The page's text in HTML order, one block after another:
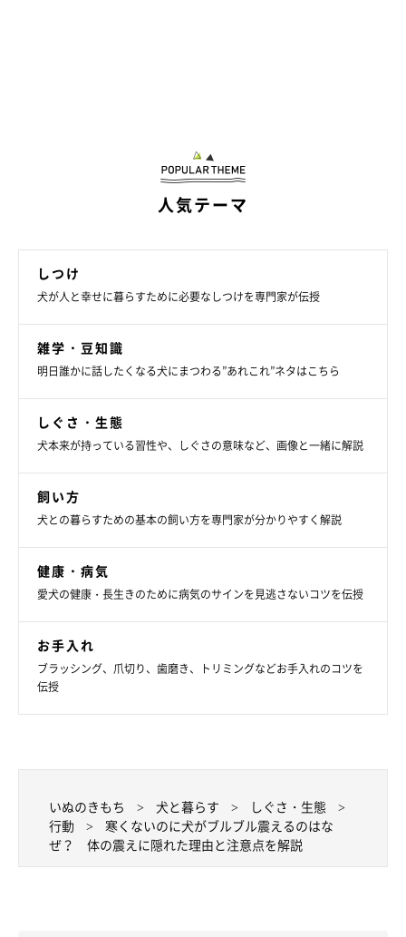
多くの場合、犬の震えは一時的なもので心配がいらないこともあ
①震えが長時間続く
②元気や食欲がない
る可能性も考えられます。気になる状態が続く場合は、早めに動
物病院に相談しましょう。
人気テーマ
しつけ
犬が人と幸せに暮らすために必要なしつけを専門家が伝授
雑学・豆知識
明日誰かに話したくなる犬にまつわる”あれこれ”ネタはこちら
しぐさ・生態
犬本来が持っている習性や、しぐさの意味など、画像と一緒に解説
飼い方
犬との暮らすための基本の飼い方を専門家が分かりやすく解説
健康・病気
愛犬の健康・長生きのために病気のサインを見逃さないコツを伝授
お手入れ
ブラッシング、爪切り、歯磨き、トリミングなどお手入れのコツを
伝授
いぬのきもち 犬と暮らす
しぐさ・生態
行動
寒くないのに犬がブルブル震えるのはな
ぜ？ 体の震えに隠れた理由と注意点を解説